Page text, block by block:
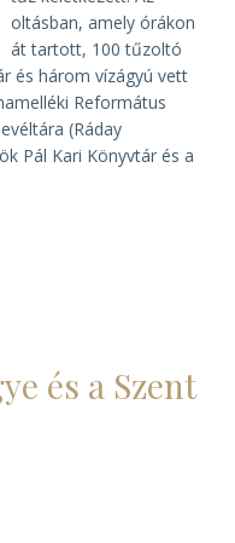
oltásban, amely órákon
át tartott, 100 tűzoltó
és három vízágyú vett
Református
(Ráday
Pál Kari Könyvtár és a
és a Szent